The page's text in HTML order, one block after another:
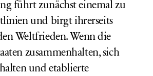
führt zunächst einemal zu
und birgt ihrerseits
Weltfrieden. Wenn die
zusammenhalten, sich
und etablierte